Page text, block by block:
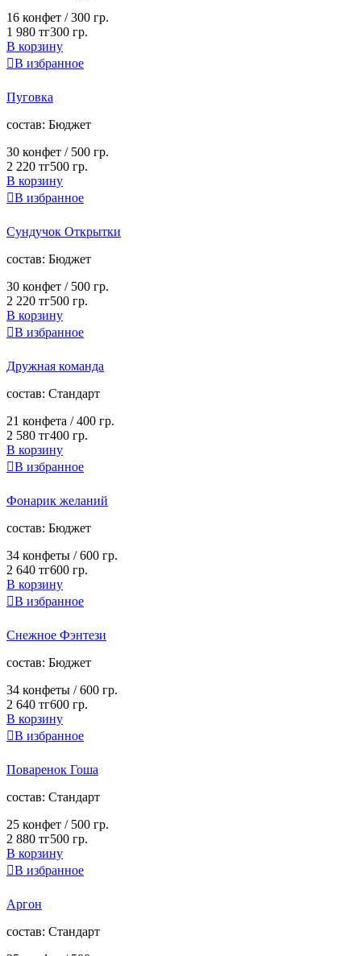
16 конфет /300 гр.
1 980 тг300 гр.
В корзину
В избранное
Пуговка
cостав: Бюджет
30 конфет / 500 гр.
2 220 тг500 гр.
В корзину
В избранное
Сундучок Открытки
cостав: Бюджет
30 конфет / 500 гр.
2 220 тг500 гр.
В корзину
В избранное
Дружная команда
cостав: Стандарт
21 конфета /400 гр.
2 580 тг400 гр.
В корзину
В избранное
Фонарик желаний
cостав: Бюджет
34 конфеты /600 гр.
2 640 тг600 гр.
В корзину
В избранное
Снежное Фэнтези
cостав: Бюджет
34 конфеты /600 гр.
2 640 тг600 гр.
В корзину
В избранное
Поваренок Гоша
cостав: Стандарт
25 конфет / 500 гр.
2 880 тг500 гр.
В корзину
В избранное
Аргон
cостав: Стандарт